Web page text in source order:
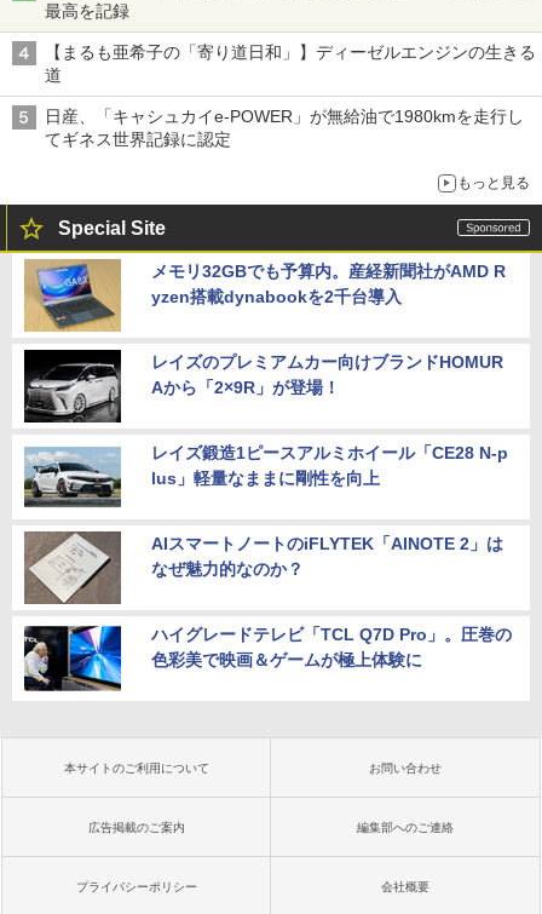
最高を記録
【まるも亜希子の「寄り道日和」】ディーゼルエンジンの生きる
道
日産、「キャシュカイe-POWER」が無給油で1980kmを走行し
てギネス世界記録に認定
もっと見る
Special Site
メモリ32GBでも予算内。産経新聞社がAMD R
yzen搭載dynabookを2千台導入
レイズのプレミアムカー向けブランドHOMUR
Aから「2×9R」が登場！
レイズ鍛造1ピースアルミホイール「CE28 N-p
lus」軽量なままに剛性を向上
AIスマートノートのiFLYTEK「AINOTE 2」は
なぜ魅力的なのか？
ハイグレードテレビ「TCL Q7D Pro」。圧巻の
色彩美で映画＆ゲームが極上体験に
本サイトのご利用について お問い合わせ
広告掲載のご案内 編集部へのご連絡
プライバシーポリシー 会社概要